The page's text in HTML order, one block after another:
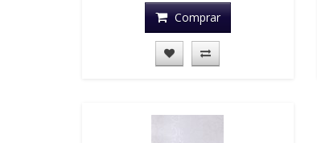
Comprar